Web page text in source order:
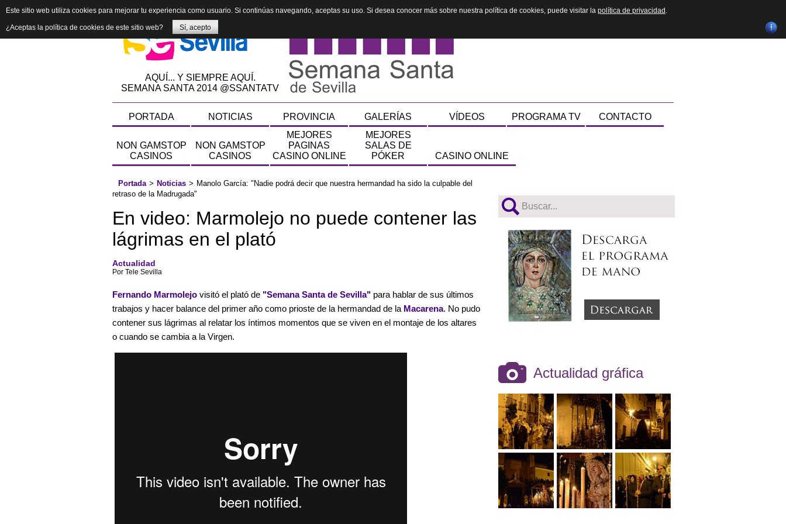
AQUÍ... Y SIEMPRE AQUÍ.
SEMANA SANTA 2014 @SSANTATV
PORTADA NOTICIAS PROVINCIA GALERÍAS VÍDEOS PROGRAMA TV CONTACTO
NON GAMSTOP
CASINOS
NON GAMSTOP
CASINOS
MEJORES
PAGINAS
CASINO ONLINE
MEJORES
SALAS DE
PÓKER
CASINO ONLINE
Portada > Noticias > Manolo García: "Nadie podrá decir que nuestra hermandad ha sido la culpable del
retraso de la Madrugada"
En video: Marmolejo no puede contener las
lágrimas en el plató
Actualidad
Por Tele Sevilla
Fernando Marmolejo visitó el plató de "Semana Santa de Sevilla" para hablar de sus últimos
trabajos y hacer balance del primer año como prioste de la hermandad de la Macarena. No pudo
contener sus lágrimas al relatar los íntimos momentos que se viven en el montaje de los altares
o cuando se cambia a la Virgen.
Actualidad gráfica
Este sitio web utiliza cookies para mejorar tu experiencia como usuario. Si continúas navegando, aceptas su uso. Si desea conocer más sobre nuestra política de cookies, puede visitar la política de privacidad .
¿Aceptas la política de cookies de este sitio web? Sí, acepto